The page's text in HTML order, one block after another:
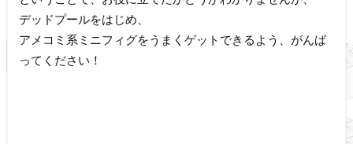
デッドプールをはじめ、
アメコミ系ミニフィグをうまくゲットできるよう、がんば
ってください！